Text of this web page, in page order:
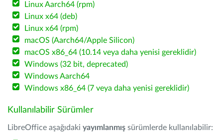
Linux Aarch64 (rpm)
Linux x64 (deb)
Linux x64 (rpm)
macOS (Aarch64/Apple Silicon)
macOS x86_64 (10.14 veya daha yenisi gereklidir)
Windows (32 bit, deprecated)
Windows Aarch64
Windows x86_64 (7 veya daha yenisi gereklidir)
Kullanılabilir Sürümler
LibreOffice aşağıdaki yayımlanmış sürümlerde kullanılabilir: